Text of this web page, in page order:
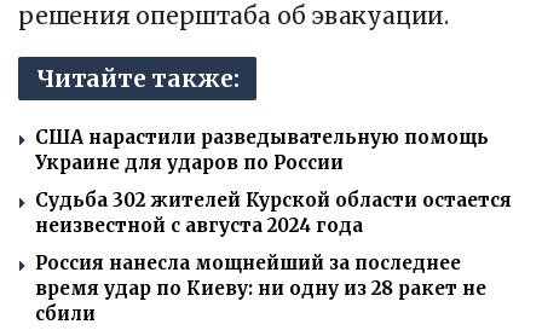
решения оперштаба об эвакуации.
Читайте также:
США нарастили разведывательную помощь
Украине для ударов по России
Судьба 302 жителей Курской области остается
неизвестной с августа 2024 года
Россия нанесла мощнейший за последнее
время удар по Киеву: ни одну из 28 ракет не
сбили